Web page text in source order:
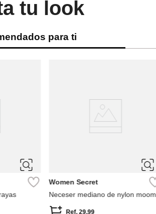
tu look
para ti
Women Secret
Neceser mediano de nylon
Ref.29.99